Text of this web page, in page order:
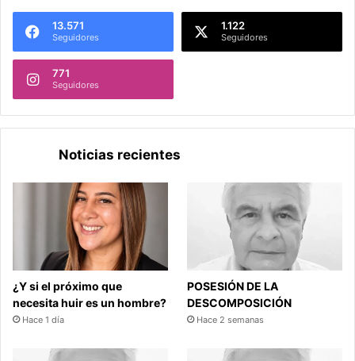
13.571
Seguidores
1.122
Seguidores
771
Seguidores
Noticias recientes
¿Y si el próximo que
necesita huir es un hombre?
Hace 1 día
POSESIÓN DE LA
DESCOMPOSICIÓN
Hace 2 semanas